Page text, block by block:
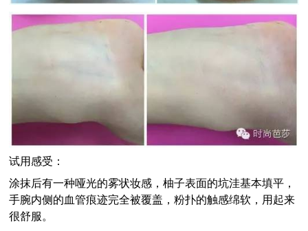
试用感受：
涂抹后有一种哑光的雾状妆感，柚子表面的坑洼基本填平，
手腕内侧的血管痕迹完全被覆盖，粉扑的触感绵软，用起来
很舒服。